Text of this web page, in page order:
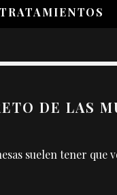
DE LAS
suelen tener que